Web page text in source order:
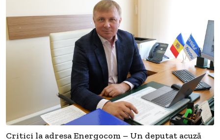
Critici la adresa Energocom – Un deputat acuză